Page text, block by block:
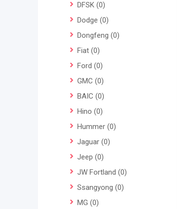
DFSK (0)
Dodge (0)
Dongfeng (0)
Fiat (0)
Ford (0)
GMC (0)
BAIC (0)
Hino (0)
Hummer (0)
Jaguar (0)
Jeep (0)
JW Fortland (0)
Ssangyong (0)
MG (0)